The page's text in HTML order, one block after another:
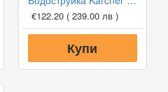
€122.20 ( 239.00 лв )
Купи